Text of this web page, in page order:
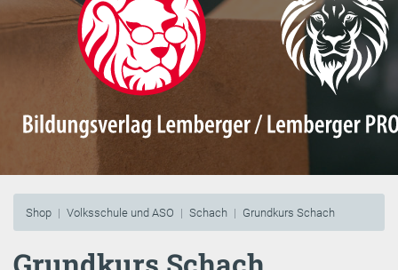
Shop Volksschule und ASO Schach Grundkurs Schach